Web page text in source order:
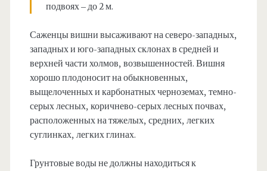
подвоях – до 2 м.
Саженцы вишни высаживают на северо-западных,
западных и юго-западных склонах в средней и
верхней части холмов, возвышенностей. Вишня
хорошо плодоносит на обыкновенных,
выщелоченных и карбонатных черноземах, темно-
серых лесных, коричнево-серых лесных почвах,
расположенных на тяжелых, средних, легких
суглинках, легких глинах.
Грунтовые воды не должны находиться к